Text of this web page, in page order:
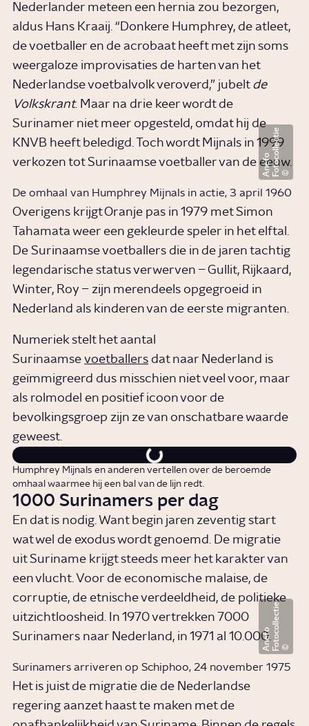
Nederlander meteen een hernia zou bezorgen,
aldus Hans Kraaij. “Donkere Humphrey, de atleet,
de voetballer en de acrobaat heeft met zijn soms
weergaloze improvisaties de harten van het
Nederlandse voetbalvolk veroverd,” jubelt de
Volkskrant. Maar na drie keer wordt de
Surinamer niet meer opgesteld, omdat hij de
KNVB heeft beledigd. Toch wordt Mijnals in 1999
verkozen tot Surinaamse voetballer van de eeuw.
F
o
t
o
c
o
l
l
e
c
t
i
e
A
n
e
f
o
De omhaal van Humphrey Mijnals in actie, 3 april 1960
Overigens krijgt Oranje pas in 1979 met Simon
Tahamata weer een gekleurde speler in het elftal.
De Surinaamse voetballers die in de jaren tachtig
legendarische status verwerven – Gullit, Rijkaard,
Winter, Roy – zijn merendeels opgegroeid in
Nederland als kinderen van de eerste migranten.
Numeriek stelt het aantal
Surinaamsevoetballers dat naar Nederland is
geïmmigreerd dus misschien niet veel voor, maar
als rolmodel en positief icoon voor de
bevolkingsgroep zijn ze van onschatbare waarde
geweest.
Humphrey Mijnals en anderen vertellen over de beroemde
omhaal waarmee hij een bal van de lijn redt.
1000 Surinamers per dag
En dat is nodig. Want begin jaren zeventig start
wat wel de exodus wordt genoemd. De migratie
uit Suriname krijgt steeds meer het karakter van
een vlucht. Voor de economische malaise, de
corruptie, de etnische verdeeldheid, de politieke
uitzichtloosheid. In 1970 vertrekken 7000
Surinamers naar Nederland, in 1971 al 10.000.F
o
t
o
c
o
l
l
e
c
t
i
e
A
n
e
f
o
Surinamers arriveren op Schiphoo, 24 november 1975
Het is juist de migratie die de Nederlandse
regering aanzet haast te maken met de